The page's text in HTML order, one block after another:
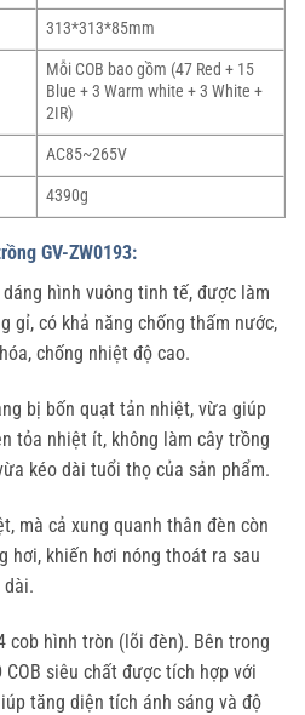
313*313*85mm
Mỗi COB bao gồm (47 Red + 15
Blue + 3 Warm white + 3 White +
2IR)
AC85~265V
4390g
GV-ZW0193:
hình vuông tinh tế, được làm
gỉ, có khả năng chống thấm nước,
chống nhiệt độ cao.
bị bốn quạt tản nhiệt, vừa giúp
tỏa nhiệt ít, không làm cây trồng
kéo dài tuổi thọ của sản phẩm.
mà cả xung quanh thân đèn còn
hơi, khiến hơi nóng thoát ra sau
dài.
cob hình tròn (lõi đèn). Bên trong
siêu chất được tích hợp với
tăng diện tích ánh sáng và độ